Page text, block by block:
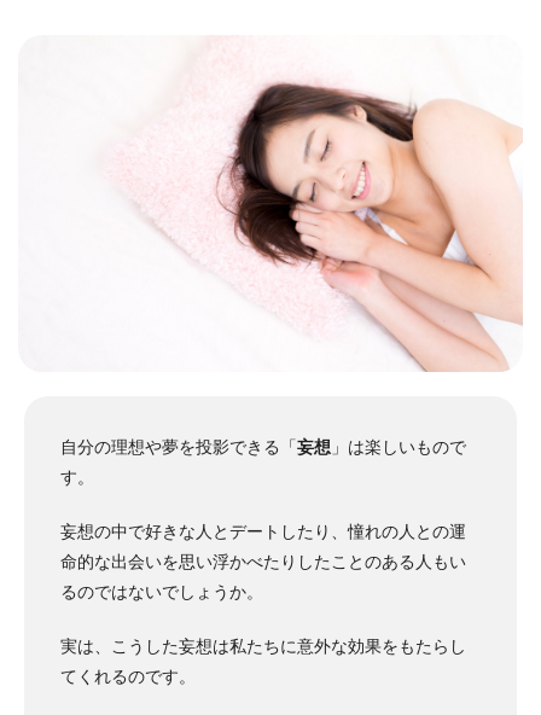
自分の理想や夢を投影できる「妄想 」は楽しいもので
す。
妄想の中で好きな人とデートしたり、憧れの人との運
命的な出会いを思い浮かべたりしたことのある人もい
るのではないでしょうか。
実は、こうした妄想は私たちに意外な効果をもたらし
てくれるのです。